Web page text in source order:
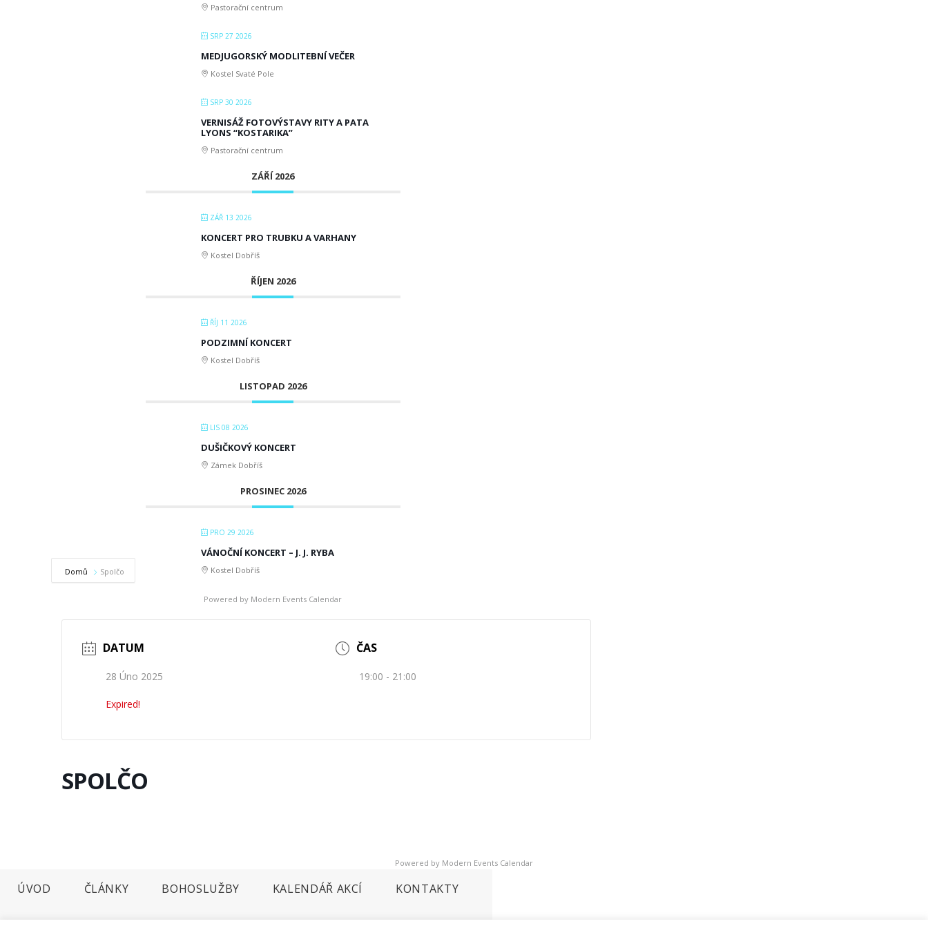
Domů Spolčo
Pastorační centrum
SRP 27 2026
MEDJUGORSKÝ MODLITEBNÍ VEČER
Kostel Svaté Pole
SRP 30 2026
VERNISÁŽ FOTOVÝSTAVY RITY A PATA
LYONS “KOSTARIKA”
Pastorační centrum
ZÁŘÍ 2026
ZÁŘ 13 2026
KONCERT PRO TRUBKU A VARHANY
Kostel Dobříš
ŘÍJEN 2026
ŘÍJ 11 2026
PODZIMNÍ KONCERT
Kostel Dobříš
LISTOPAD 2026
LIS 08 2026
DUŠIČKOVÝ KONCERT
Zámek Dobříš
PROSINEC 2026
PRO 29 2026
VÁNOČNÍ KONCERT – J. J. RYBA
Kostel Dobříš
Powered by Modern Events Calendar
DATUM
28 Úno 2025
Expired!
ČAS
19:00 - 21:00
SPOLČO
Powered by Modern Events Calendar
ÚVOD ČLÁNKY BOHOSLUŽBY KALENDÁŘ AKCÍ KONTAKTY